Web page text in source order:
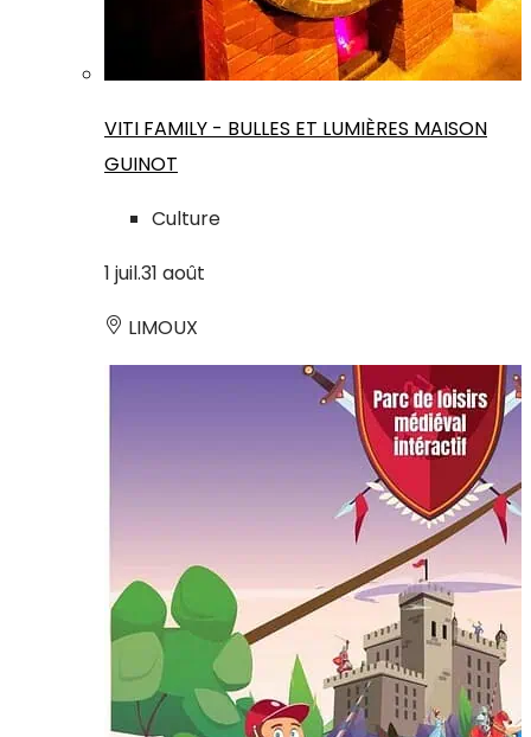
VITI FAMILY - BULLES ET LUMIÈRES MAISON
GUINOT
Culture
1 juil.31 août
LIMOUX